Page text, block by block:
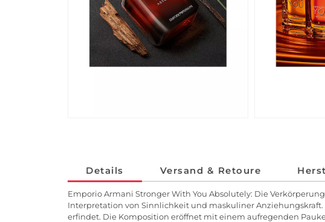
Details Versand & Retoure
Emporio Armani Stronger With You Absolutely: Die
Interpretation von Sinnlichkeit und maskuliner
erfindet. Die Komposition eröffnet mit einem aufregenden